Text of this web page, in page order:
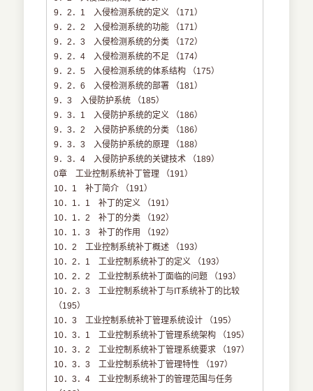
9．2．1 入侵检测系统的定义 （171）
9．2．2 入侵检测系统的功能 （171）
9．2．3 入侵检测系统的分类 （172）
9．2．4 入侵检测系统的不足 （174）
9．2．5 入侵检测系统的体系结构 （175）
9．2．6 入侵检测系统的部署 （181）
9．3 入侵防护系统 （185）
9．3．1 入侵防护系统的定义 （186）
9．3．2 入侵防护系统的分类 （186）
9．3．3 入侵防护系统的原理 （188）
9．3．4 入侵防护系统的关键技术 （189）
0章 工业控制系统补丁管理 （191）
10．1 补丁简介 （191）
10．1．1 补丁的定义 （191）
10．1．2 补丁的分类 （192）
10．1．3 补丁的作用 （192）
10．2 工业控制系统补丁概述 （193）
10．2．1 工业控制系统补丁的定义 （193）
10．2．2 工业控制系统补丁面临的问题 （193）
10．2．3 工业控制系统补丁与IT系统补丁的比较
（195）
10．3 工业控制系统补丁管理系统设计 （195）
10．3．1 工业控制系统补丁管理系统架构 （195）
10．3．2 工业控制系统补丁管理系统要求 （197）
10．3．3 工业控制系统补丁管理特性 （197）
10．3．4 工业控制系统补丁的管理范围与任务